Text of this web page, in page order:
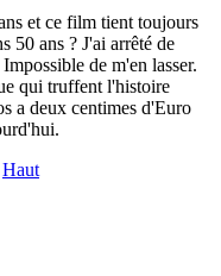
et ce film tient toujours
50 ans ? J'ai arrêté de
de m'en lasser.
qui truffent l'histoire
a deux centimes d'Euro
Haut